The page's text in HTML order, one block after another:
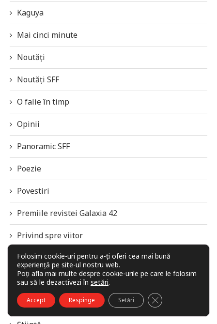
Kaguya
Mai cinci minute
Noutăți
Noutăți SFF
O falie în timp
Opinii
Panoramic SFF
Poezie
Povestiri
Premiile revistei Galaxia 42
Privind spre viitor
Recenzii de carte
Recomandări, rețete și secrete
SFF Panorama
Folosim cookie-uri pentru a-ți oferi cea mai bună
experiență pe site-ul nostru web.
Poți afla mai multe despre cookie-urile pe care le folosim
sau să le dezactivezi în setări.
Accept Respinge Setări CLOSE GDPR